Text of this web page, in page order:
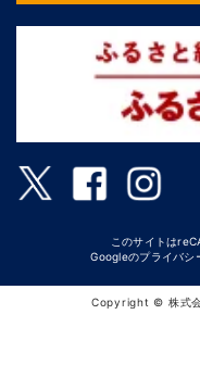
このサイトは
Googleのプライバシ
Copyright © 株式